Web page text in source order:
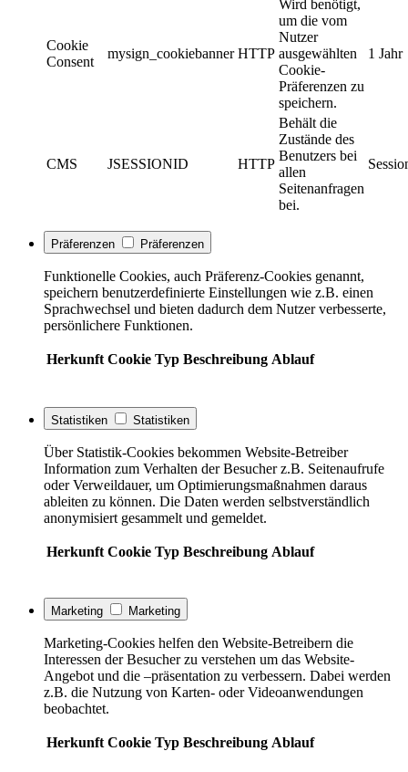
Cookie
Consent
mysign_cookiebanner HTTP
Wird benötigt,
um die vom
Nutzer
ausgewählten
Cookie-
Präferenzen zu
speichern.
1 Jahr
CMS JSESSIONID HTTP
Behält die
Zustände des
Benutzers bei
allen
Seitenanfragen
bei.
Präferenzen Präferenzen
Funktionelle Cookies, auch Präferenz-Cookies genannt,
speichern benutzerdefinierte Einstellungen wie z.B. einen
Sprachwechsel und bieten dadurch dem Nutzer verbesserte,
persönlichere Funktionen.
Herkunft Cookie Typ Beschreibung Ablauf
Statistiken Statistiken
Über Statistik-Cookies bekommen Website-Betreiber
Information zum Verhalten der Besucher z.B. Seitenaufrufe
oder Verweildauer, um Optimierungsmaßnahmen daraus
ableiten zu können. Die Daten werden selbstverständlich
anonymisiert gesammelt und gemeldet.
Herkunft Cookie Typ Beschreibung Ablauf
Marketing Marketing
Marketing-Cookies helfen den Website-Betreibern die
Interessen der Besucher zu verstehen um das Website-
Angebot und die –präsentation zu verbessern. Dabei werden
z.B. die Nutzung von Karten- oder Videoanwendungen
beobachtet.
Herkunft Cookie Typ Beschreibung Ablauf